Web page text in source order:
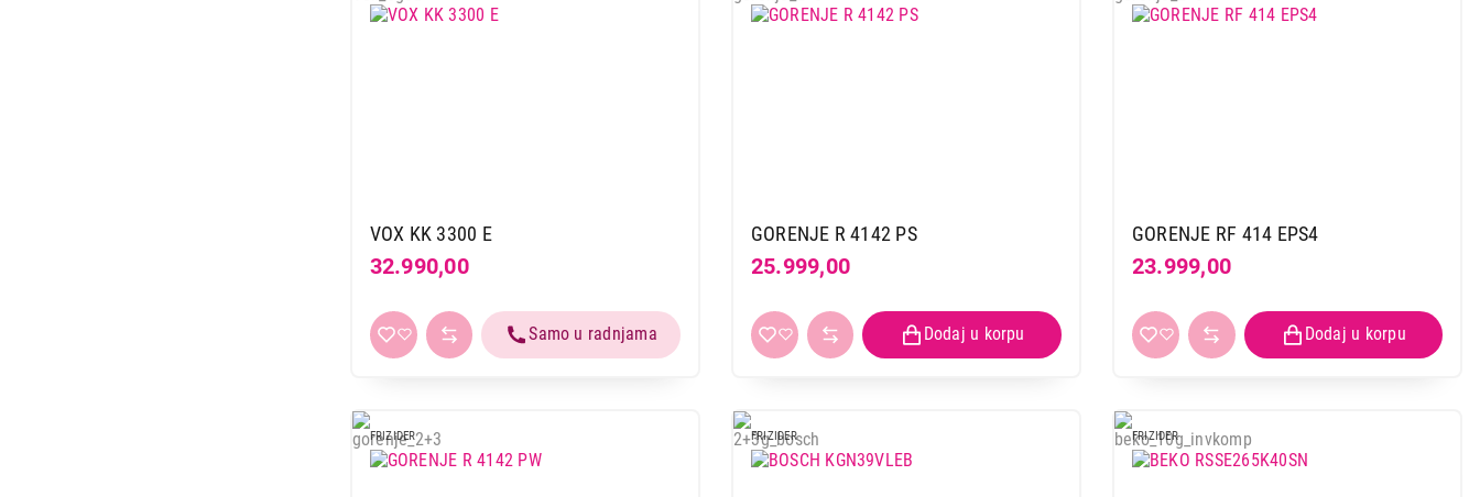
VOX KK 3300 E
32.990,00
GORENJE R 4142 PS
25.999,00
GORENJE RF 414 EPS4
23.999,00
FRIZIDER FRIZIDER FRIZIDER